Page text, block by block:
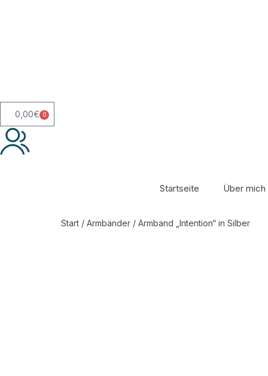
0,00€ 0
Startseite Über mich
Start / Armbänder / Armband „Intention“ in Silber